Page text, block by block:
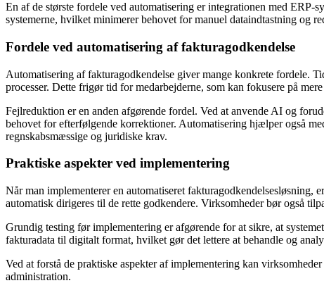
En af de største fordele ved automatisering er integrationen med ERP-
systemerne, hvilket minimerer behovet for manuel dataindtastning og
Fordele ved automatisering af fakturagodkendelse
Automatisering af fakturagodkendelse giver mange konkrete fordele.
processer. Dette frigør tid for medarbejderne, som kan fokusere på
Fejlreduktion er en anden afgørende fordel. Ved at anvende AI og
behovet for efterfølgende korrektioner. Automatisering hjælper også
regnskabsmæssige og juridiske krav.
Praktiske aspekter ved implementering
Når man implementerer en automatiseret
automatisk dirigeres til de rette godkendere. Virksomheder bør også
Grundig testing før implementering er afgørende for at sikre, at
fakturadata til digitalt format, hvilket gør det lettere at behandle og
Ved at forstå de praktiske aspekter af implementering kan
administration.